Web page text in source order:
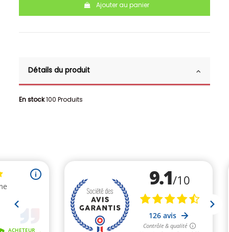
Ajouter au panier
Détails du produit
En stock100 Produits